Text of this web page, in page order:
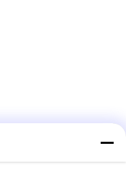
Distrito de Bao'an,